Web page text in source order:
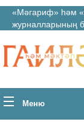
«Мәгариф» һәм
журналларының
Меню